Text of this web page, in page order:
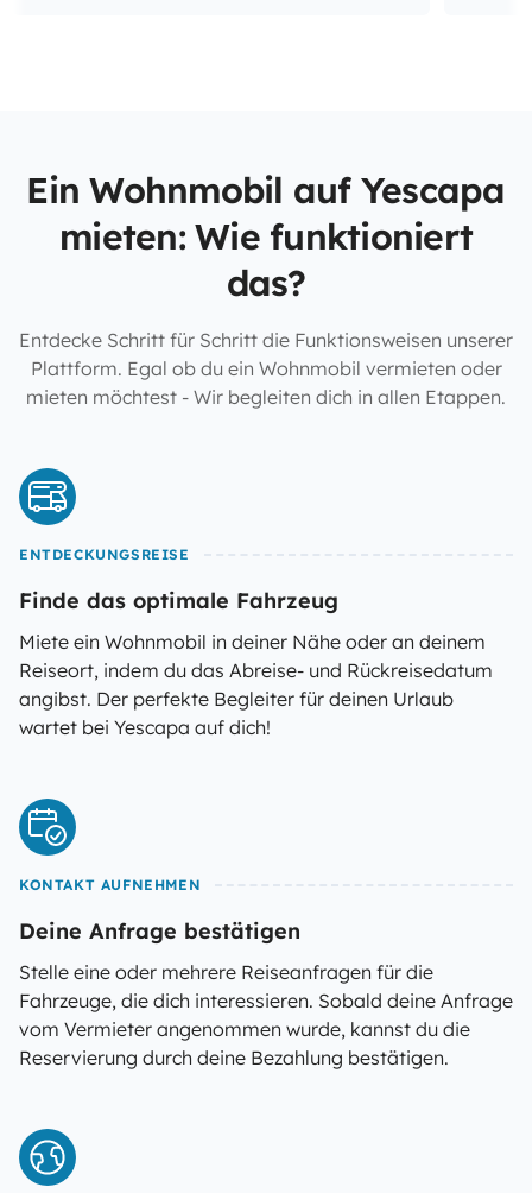
Ein Wohnmobil auf Yescapa
mieten: Wie funktioniert
das?
Entdecke Schritt für Schritt die Funktionsweisen unserer
Plattform. Egal ob du ein Wohnmobil vermieten oder
mieten möchtest - Wir begleiten dich in allen Etappen.
ENTDECKUNGSREISE
Finde das optimale Fahrzeug
Miete ein Wohnmobil in deiner Nähe oder an deinem
Reiseort, indem du das Abreise- und Rückreisedatum
angibst. Der perfekte Begleiter für deinen Urlaub
wartet bei Yescapa auf dich!
KONTAKT AUFNEHMEN
Deine Anfrage bestätigen
Stelle eine oder mehrere Reiseanfragen für die
Fahrzeuge, die dich interessieren. Sobald deine Anfrage
vom Vermieter angenommen wurde, kannst du die
Reservierung durch deine Bezahlung bestätigen.